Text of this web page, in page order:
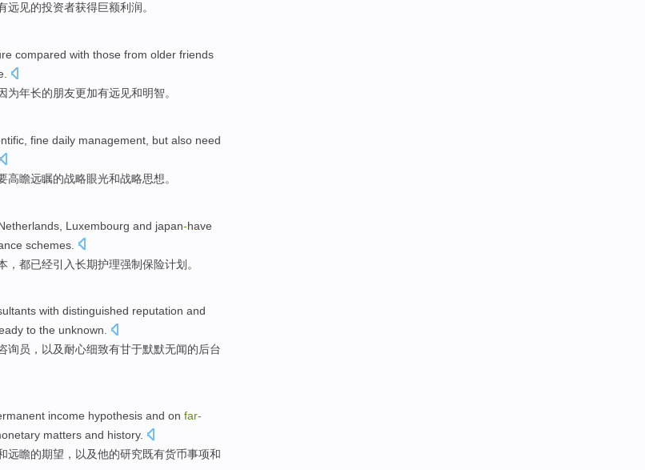
远见的投资者获得巨额利润。
compared with those from older friends
为年长的朋友更加有远见和明智。
fine daily management, but also need
高瞻远瞩的战略眼光和战略思想。
Luxembourg and japan-have
schemes
，都已经引入长期护理强制保险计划。
with distinguished reputation and
to the unknown.
询员， 以及耐心细致有甘于默默无闻的后台
income hypothesis and on far-
matters and history.
远瞻的期望 ， 以及他的研究既有货币事项和